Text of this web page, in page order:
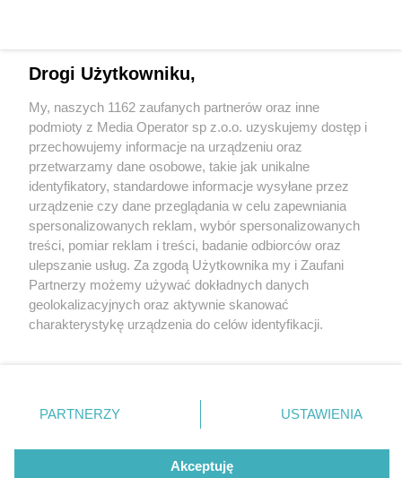
1 / 0
Wydawca mediów lokalnych
Nie zapomnij
zapoznać się z:
polityką prywatności
Twojemiasto
Piekary Śląskie
Chorzów
Tarnowskie Góry
Gliwice
Skontakuj sięz nami
Kontakt
Redakcja
Newsletter
Drogi Użytkowniku,
My, naszych 1162 zaufanych partnerów oraz inne
podmioty z Media Operator sp z.o.o. uzyskujemy dostęp i
przechowujemy informacje na urządzeniu oraz
przetwarzamy dane osobowe, takie jak unikalne
identyfikatory, standardowe informacje wysyłane przez
urządzenie czy dane przeglądania w celu zapewniania
spersonalizowanych reklam, wybór spersonalizowanych
treści, pomiar reklam i treści, badanie odbiorców oraz
ulepszanie usług. Za zgodą Użytkownika my i Zaufani
Partnerzy możemy używać dokładnych danych
geolokalizacyjnych oraz aktywnie skanować
charakterystykę urządzenia do celów identyfikacji.
zmienić/wycofać klikając przycisk ustawień prywatności
znajdujący się w lewym dolnym rogu strony
rodzaje przetwarzania danych nie wymagają zgody
użytkownika, ale masz prawo sprzeciwić się takiemu
PARTNERZY USTAWIENIA
Akceptuję